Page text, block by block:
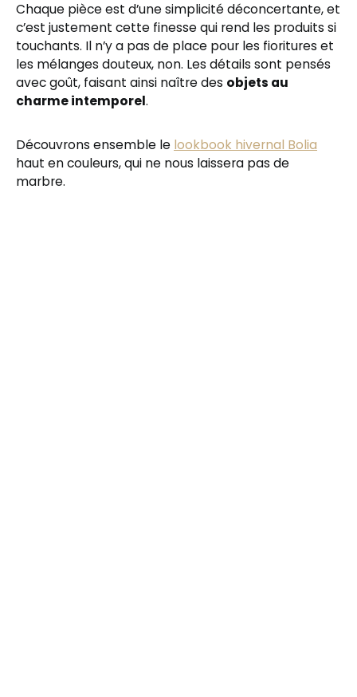
Chaque pièce est d’une simplicité déconcertante, et
c’est justement cette finesse qui rend les produits si
touchants. Il n’y a pas de place pour les fioritures et
les mélanges douteux, non. Les détails sont pensés
avec goût, faisant ainsi naître des objets au
charme intemporel.
Découvrons ensemble le lookbook hivernal Bolia
haut en couleurs, qui ne nous laissera pas de
marbre.